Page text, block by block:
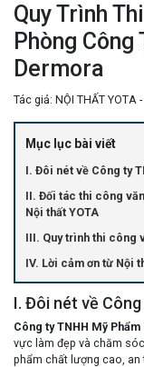
Quy Trình
Phòng
Dermora
Tác giả: NỘI THẤT
Mục lục bài viết
I. Đôi nét về Công ty
II. Đối tác thi công
Nội thất YOTA
III. Quy trình thi công
IV. Lời cảm ơn từ Nội
I. Đôi nét về
Công ty TNHH Mỹ
vực làm đẹp và chăm
phẩm chất lượng cao, an